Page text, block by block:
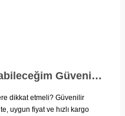
Doktor Önlüğü Satın Alabileceğim Güvenilir Online Mağazalar Hangileridir?
dikkat etmeli? Güvenilir
uygun fiyat ve hızlı kargo